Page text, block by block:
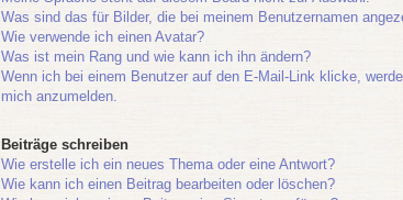
Was sind das für Bilder, die bei meinem Benutzernamen
Wie verwende ich einen Avatar?
Was ist mein Rang und wie kann ich ihn ändern?
Wenn ich bei einem Benutzer auf den E-Mail-Link klicke,
mich anzumelden.
Beiträge schreiben
Wie erstelle ich ein neues Thema oder eine Antwort?
Wie kann ich einen Beitrag bearbeiten oder löschen?